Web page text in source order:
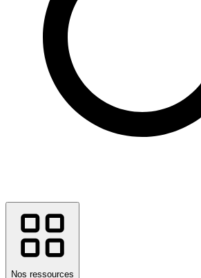
Nos ressources